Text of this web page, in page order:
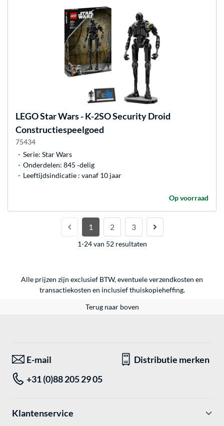
LEGOStar Wars - K-2SO Security Droid
Constructiespeelgoed
75434
Serie: Star Wars
Onderdelen: 845 ‐delig
Leeftijdsindicatie : vanaf 10 jaar
Op voorraad
1 2 3
1-24 van 52 resultaten
Alle prijzen zijn exclusief BTW, eventuele verzendkosten en
transactiekosten en inclusief thuiskopieheffing.
Terug naar boven
E-mail
Distributie merken
+31 (0)88 205 29 05
Klantenservice